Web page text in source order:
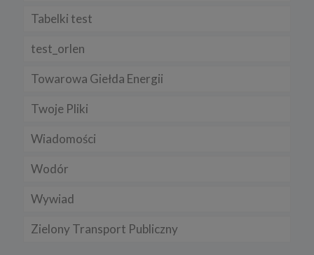
Tabelki test
test_orlen
Towarowa Giełda Energii
Twoje Pliki
Wiadomości
Wodór
Wywiad
Zielony Transport Publiczny